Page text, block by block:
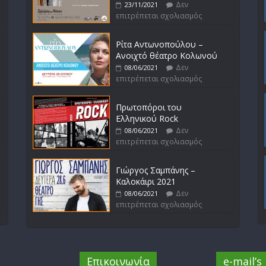
23/11/2021
Δεν
επιτρέπεται σχολιασμός
Ρίτα Αντωνοπούλου –
Ανοιχτό θέατρο Κολωνού
08/06/2021
Δεν
επιτρέπεται σχολιασμός
Πρωτοπόροι του
Ελληνικού Rock
08/06/2021
Δεν
επιτρέπεται σχολιασμός
Γιώργος Σαμπάνης –
Καλοκάιρι 2021
08/06/2021
Δεν
επιτρέπεται σχολιασμός
Επικοινωνία e-mail’s